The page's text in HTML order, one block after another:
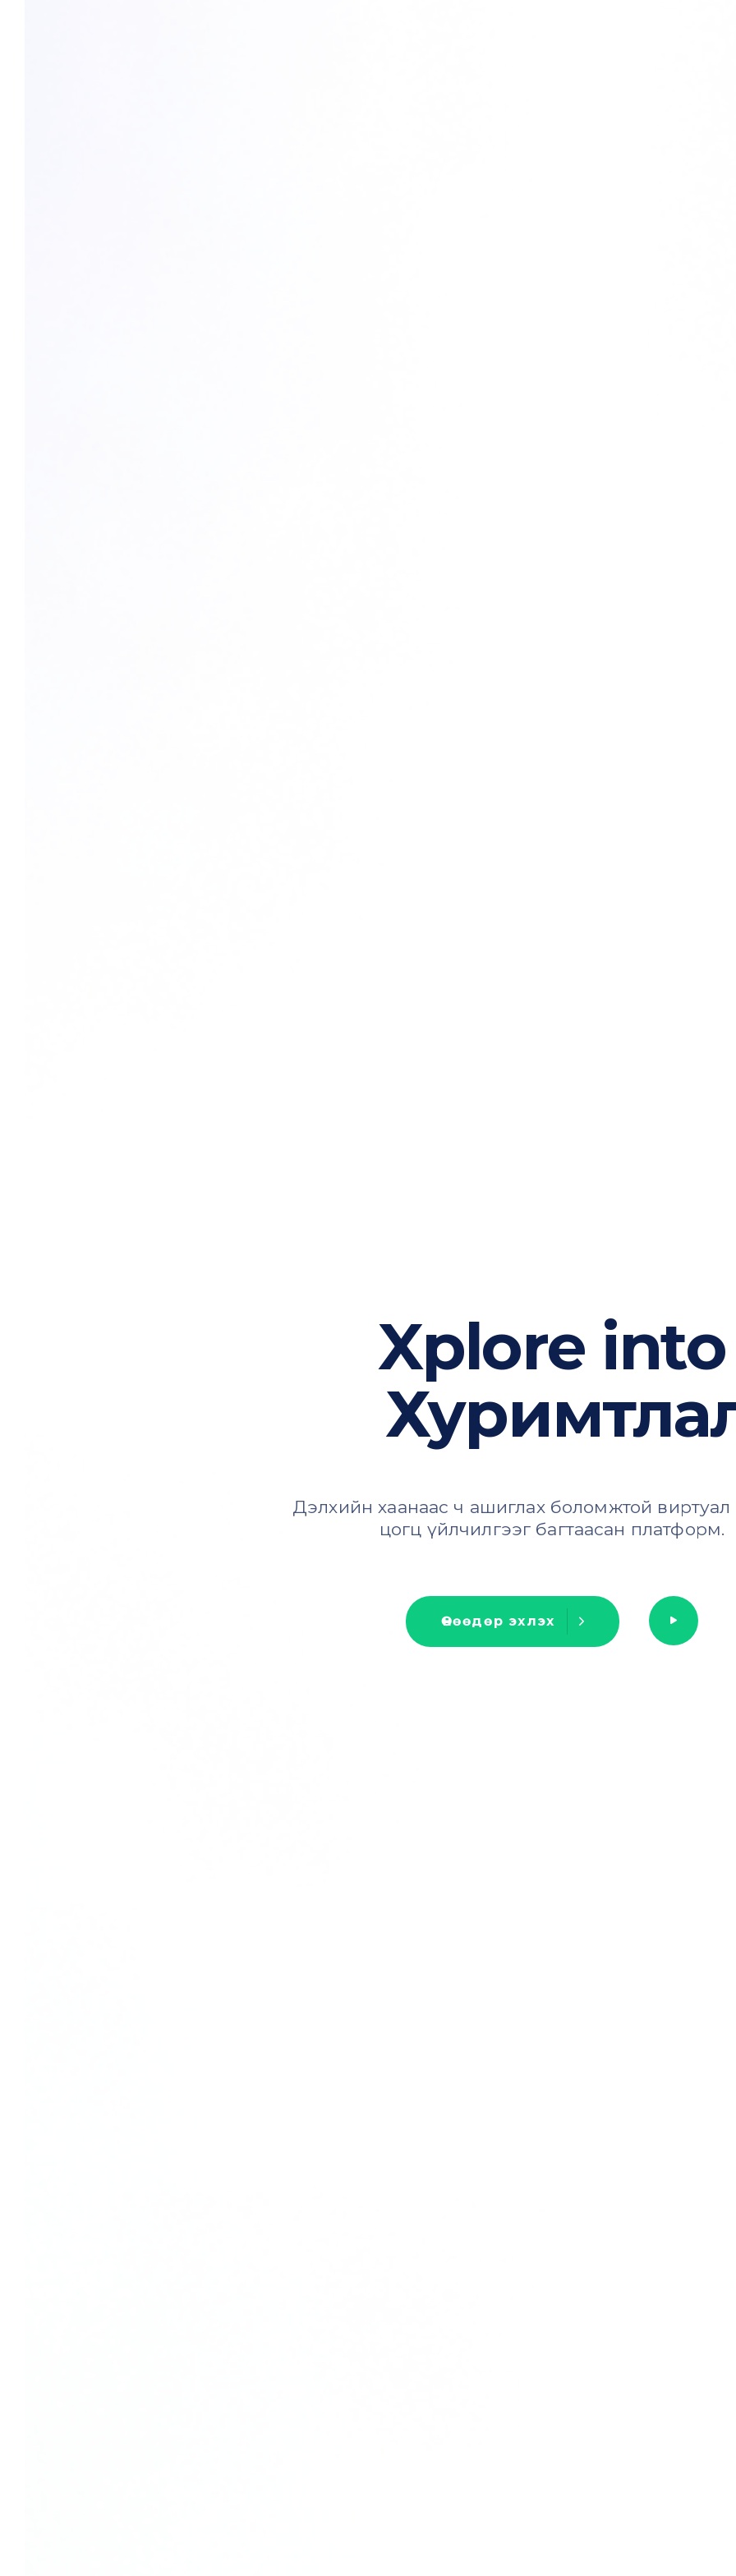
Xplore into
Дэлхийн хаанаас ч ашиглах боломжтой виртуал
цогц үйлчилгээг багтаасан платформ.
Өнөөдөр эхлэх